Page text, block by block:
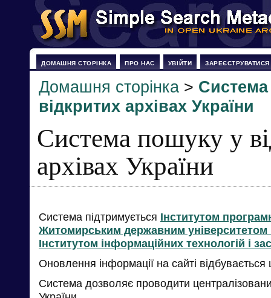
ДОМАШНЯ СТОРІНКА ПРО НАС УВІЙТИ ЗАРЕЄСТРУВАТИСЯ
Домашня сторінка >
відкритих архівах України
Система пошуку у
архівах України
Система підтримується Інститутом
Житомирським державним університетом
Інститутом інформаційних технологій і
Оновлення інформації на сайті
Система дозволяє проводити